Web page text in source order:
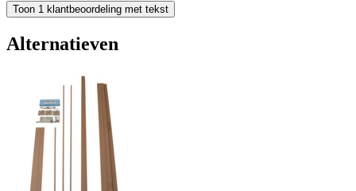
Toon 1 klantbeoordeling met tekst
Alternatieven